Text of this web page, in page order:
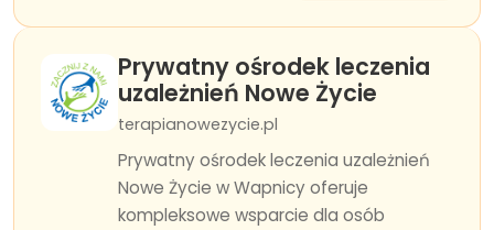
Prywatny ośrodek leczenia
uzależnień Nowe Życie
terapianowezycie.pl
Prywatny ośrodek leczenia uzależnień
Nowe Życie w Wapnicy oferuje
kompleksowe wsparcie dla osób